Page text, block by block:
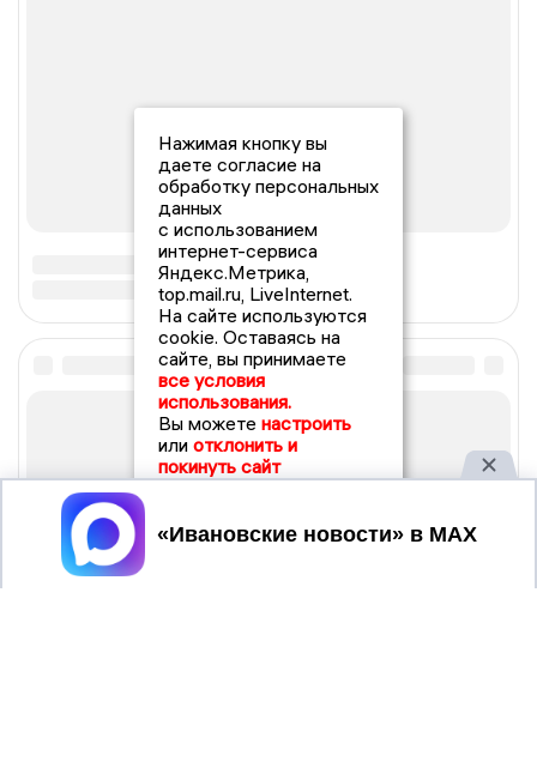
Нажимая кнопку вы
даете согласие на
обработку персональных
данных
с использованием
интернет-сервиса
Яндекс.Метрика,
top.mail.ru, LiveInternet.
На сайте используются
cookie. Оставаясь на
сайте, вы принимаете
все условия
использования.
Вы можете настроить
или отклонить и
покинуть сайт
Принять